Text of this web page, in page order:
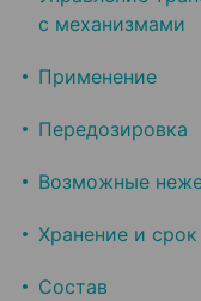
с механизмами
Применение
Передозировка
Возможные
Хранение и
Состав